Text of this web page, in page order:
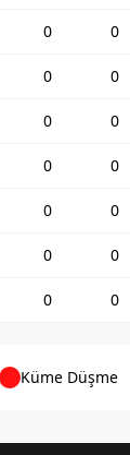
0 0
0 0
0 0
0 0
0 0
0 0
0 0
Küme Düşme